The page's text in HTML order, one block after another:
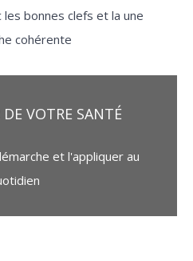
bonnes clefs et la une
cohérente
DE VOTRE SANTÉ
et l'appliquer au